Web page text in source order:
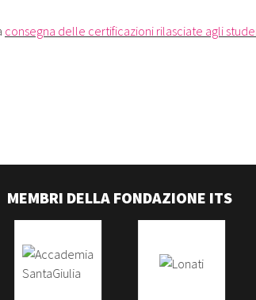
consegna delle certificazioni rilasciate agli
MEMBRI DELLA FONDAZIONE ITS